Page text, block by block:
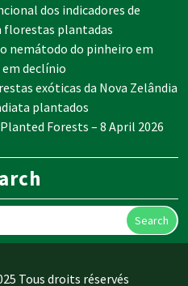
dos indicadores de
florestas plantadas
nemátodo do pinheiro em
declínio
exóticas da Nova Zelândia
plantados
Forests – 8 April 2026
Search
Tous droits réservés